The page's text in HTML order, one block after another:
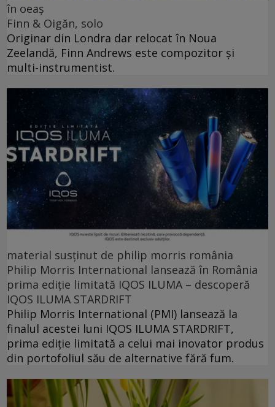
în oeaș
Finn & Oigăn, solo
Originar din Londra dar relocat în Noua
Zeelandă, Finn Andrews este compozitor și
multi-instrumentist.
material susținut de philip morris românia
Philip Morris International lansează în România
prima ediție limitată IQOS ILUMA – descoperă
IQOS ILUMA STARDRIFT
Philip Morris International (PMI) lansează la
finalul acestei luni IQOS ILUMA STARDRIFT,
prima ediție limitată a celui mai inovator produs
din portofoliul său de alternative fără fum.